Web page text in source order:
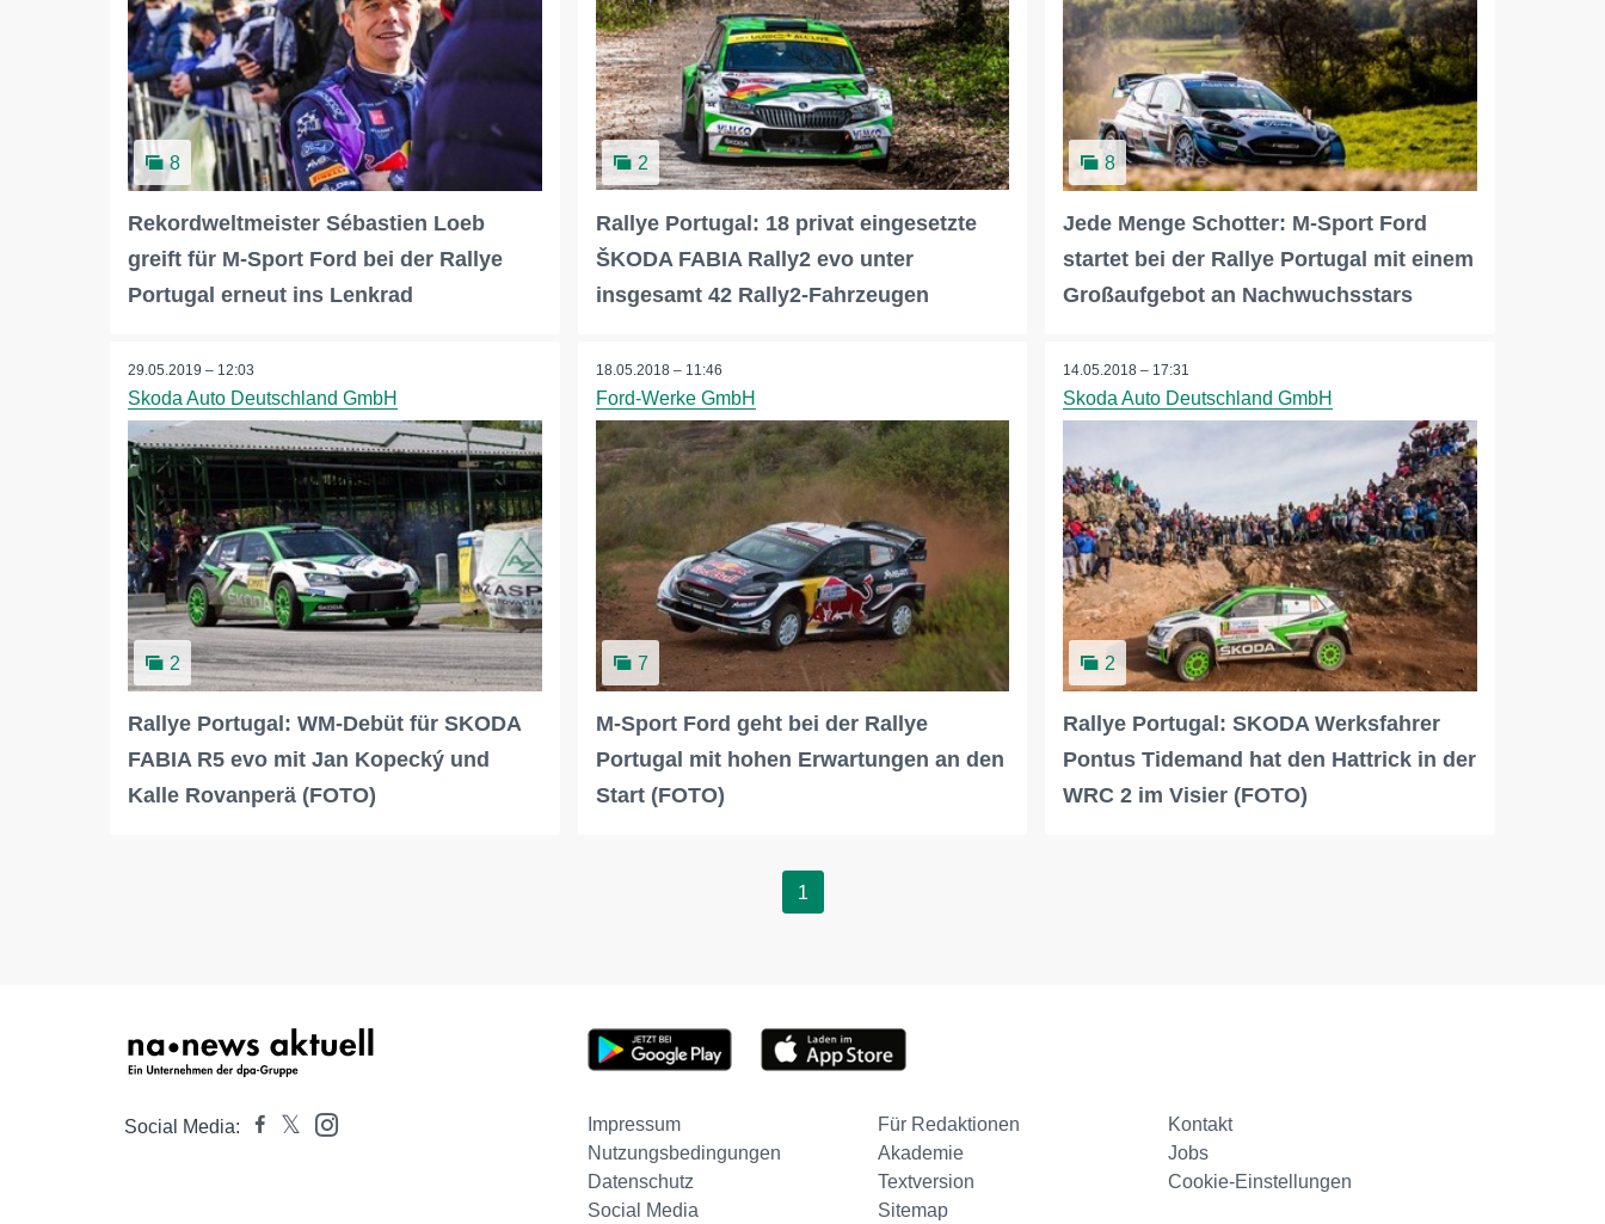
8
Rekordweltmeister Sébastien Loeb
greift für M-Sport Ford bei der Rallye
Portugal erneut ins Lenkrad
2
Rallye Portugal: 18 privat eingesetzte
ŠKODA FABIA Rally2 evo unter
insgesamt 42 Rally2-Fahrzeugen
8
Jede Menge Schotter: M-Sport Ford
startet bei der Rallye Portugal mit einem
Großaufgebot an Nachwuchsstars
29.05.2019 – 12:03
Skoda Auto Deutschland GmbH
2
Rallye Portugal: WM-Debüt für SKODA
FABIA R5 evo mit Jan Kopecký und
Kalle Rovanperä (FOTO)
18.05.2018 – 11:46
Ford-Werke GmbH
7
M-Sport Ford geht bei der Rallye
Portugal mit hohen Erwartungen an den
Start (FOTO)
14.05.2018 – 17:31
Skoda Auto Deutschland GmbH
2
Rallye Portugal: SKODA Werksfahrer
Pontus Tidemand hat den Hattrick in der
WRC 2 im Visier (FOTO)
1
Social Media: Impressum Für Redaktionen
Kontakt
Nutzungsbedingungen
Akademie
Jobs
Datenschutz
Textversion
Cookie-Einstellungen
Social Media
Sitemap